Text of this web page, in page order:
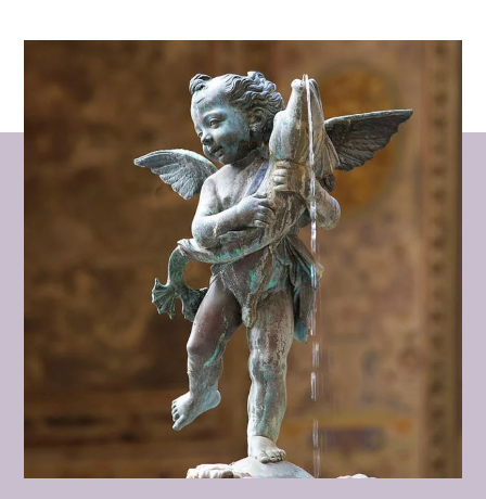
Kreolen mit Süßwasserperle bis hin zu
modernen Statement-Designs.
Für jeden Ohrring wählt Lisa hochwertige
Materialien aus: traditionelle, filigrane
Elemente aus kolumbianischer
Handwerkskunst und natürliche
Süßwasserperlen aus Indonesien. So vereint
jedes Schmuckstück internationale Qualität
mit zeitloser, moderner Ästhetik.